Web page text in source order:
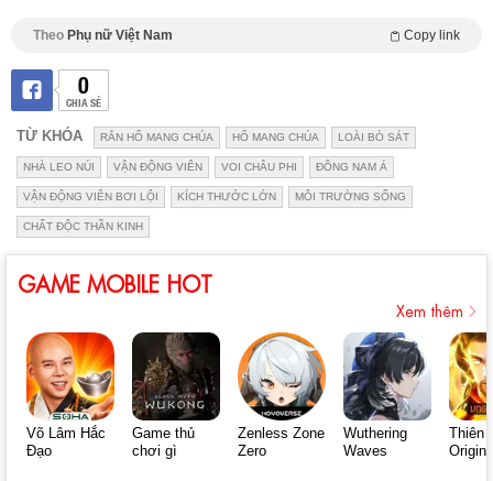
Theo Phụ nữ Việt Nam Copy link
0
CHIA SẺ
TỪ KHÓA RẮN HỔ MANG CHÚA HỔ MANG CHÚA LOÀI BÒ SÁT
NHÀ LEO NÚI VẬN ĐỘNG VIÊN VOI CHÂU PHI ĐÔNG NAM Á
VẬN ĐỘNG VIÊN BƠI LỘI KÍCH THƯỚC LỚN MÔI TRƯỜNG SỐNG
CHẤT ĐỘC THẦN KINH
GAME MOBILE HOT
Xem thêm
Võ Lâm Hắc
Đạo
Game thủ
chơi gì
Zenless Zone
Zero
Wuthering
Waves
Thiên
Origin